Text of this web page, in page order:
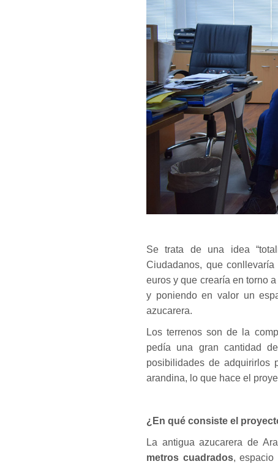
Se trata de una idea
Ciudadanos, que conllevaría
euros y que crearía en torno a
y poniendo en valor un
azucarera.
Los terrenos son de la
pedía una gran cantidad
posibilidades de adquirirlos
arandina, lo que hace el
¿En qué consiste el
La antigua azucarera de
metros cuadrados, espacio